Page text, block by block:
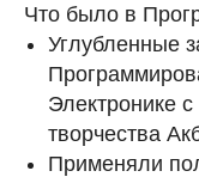
Что было в
Углубленные
Электронике
творчества
Применяли